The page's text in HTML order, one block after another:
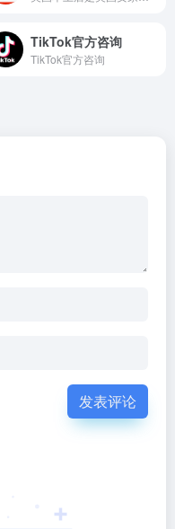
TikTok官方咨询
TikTok官方咨询
发表评论